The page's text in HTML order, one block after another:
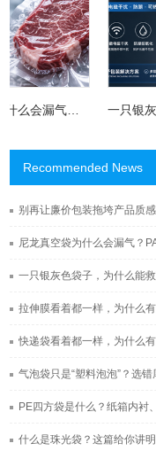
尼龙真空袋为什么会漏气？PA/PE材质、厚度和选购方法一次讲清
Recommended News
快递袋看着都一样，为什么
气泡袋只是“塑料泡泡”？选
什么是珠光袋？这篇给你讲